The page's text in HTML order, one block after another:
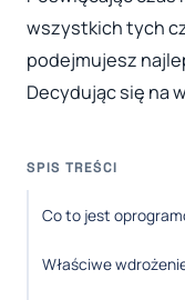
wszystkich tych
podejmujesz
Decydując się na
SPIS TREŚCI
Co to jest
Właściwe